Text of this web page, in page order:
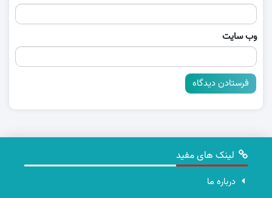
وب‌ سایت
لینک های مفید
درباره ما